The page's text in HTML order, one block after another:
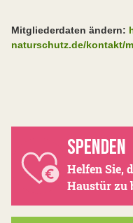
Mitgliederdaten ändern:
naturschutz.de/kontakt/
SPENDEN
Helfen Sie,
Haustür zu